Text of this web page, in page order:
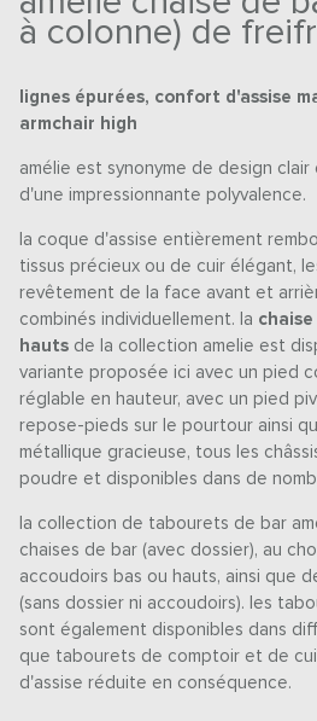
à colonne) de
lignes épurées, confort d'assise
armchair high
amélie est synonyme de design clair
d'une impressionnante polyvalence.
la coque d'assise entièrement
tissus précieux ou de cuir élégant,
revêtement de la face avant et
combinés individuellement. la
hauts de la collection amelie est
variante proposée ici avec un pied
réglable en hauteur, avec un pied
repose-pieds sur le pourtour ainsi
métallique gracieuse, tous les
poudre et disponibles dans de
la collection de tabourets de bar
chaises de bar (avec dossier), au
accoudoirs bas ou hauts, ainsi que
(sans dossier ni accoudoirs). les
sont également disponibles dans
que tabourets de comptoir et de
d'assise réduite en conséquence.